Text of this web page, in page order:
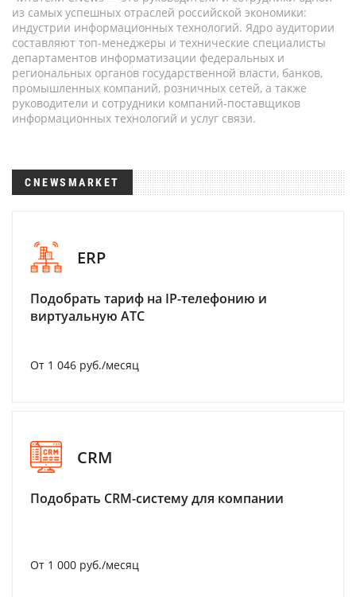
из самых успешных отраслей российской экономики:
индустрии информационных технологий. Ядро аудитории
составляют топ-менеджеры и технические специалисты
департаментов информатизации федеральных и
региональных органов государственной власти, банков,
промышленных компаний, розничных сетей, а также
руководители и сотрудники компаний-поставщиков
информационных технологий и услуг связи.
CNEWSMARKET
ERP
Подобрать тариф на IP-телефонию и
виртуальную АТС
От 1 046 руб./месяц
CRM
Подобрать CRM-систему для компании
От 1 000 руб./месяц